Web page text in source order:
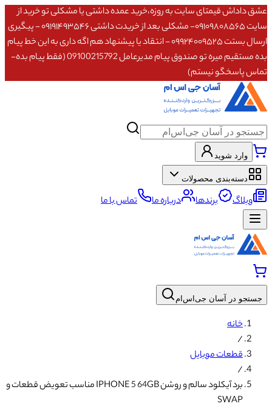
عشق داداش قیمتای سایت به روزه،خرید عمده داشتی یا مشکلی تو خرید از
سایت ۰۹۱۰۹۸۰۸۵۶۵- مشکلی بعد از خریدت داشتی ۰۹۱۹۱۴۹۳۵۴۶ - پیگیری
ارسال بستت ۰۹۹۲۴۰۰۹۵۲۵ - انتقاد یا پیشنهاد هم اگه داری به این خط پیام
بده مستقیم میره تو صندوق پیام مدیرعامل 09100215792 (فقط پیام بده-
تماس پاسخگو نیستم)
وارد شوید
دسته‌بندی محصولات
وبلاگ برندها درباره ما تماس با ما
جستجو در آسان جی‌اس‌ام
خانه
/
قطعات موبایل
/
برد آیکلود سالم و روشن IPHONE 5 64GB مناسب تعویض قطعات و
SWAP